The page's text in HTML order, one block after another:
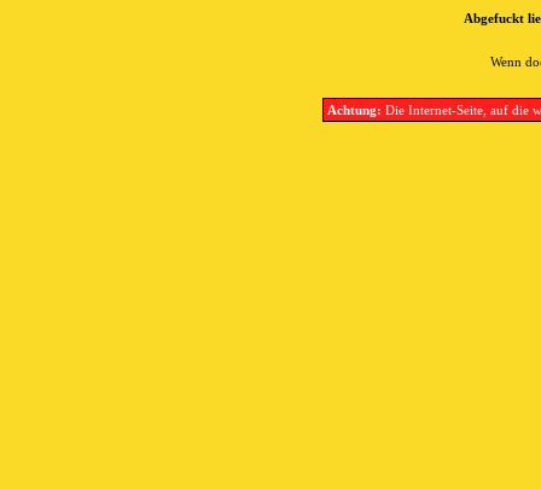
Abgefuckt
Wenn
Achtung: Die Internet-Seite, auf die